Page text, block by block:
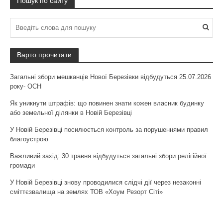
Варто прочитати
Загальні збори мешканців Нової Березівки відбудуться 25.07.2026
року- ОСН
Як уникнути штрафів: що повинен знати кожен власник будинку
або земельної ділянки в Новій Березівці
У Новій Березівці посилюється контроль за порушеннями правил
благоустрою
Важливий захід: 30 травня відбудуться загальні збори релігійної
громади
У Новій Березівці знову проводилися слідчі дії через незаконні
сміттєзвалища на землях ТОВ «Хоум Резорт Сіті»